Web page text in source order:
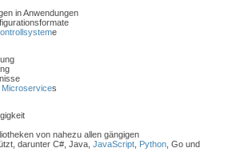
in Anwendungen
e
Microservices
von nahezu allen gängigen
darunter C#, Java, JavaScript Python , Go und